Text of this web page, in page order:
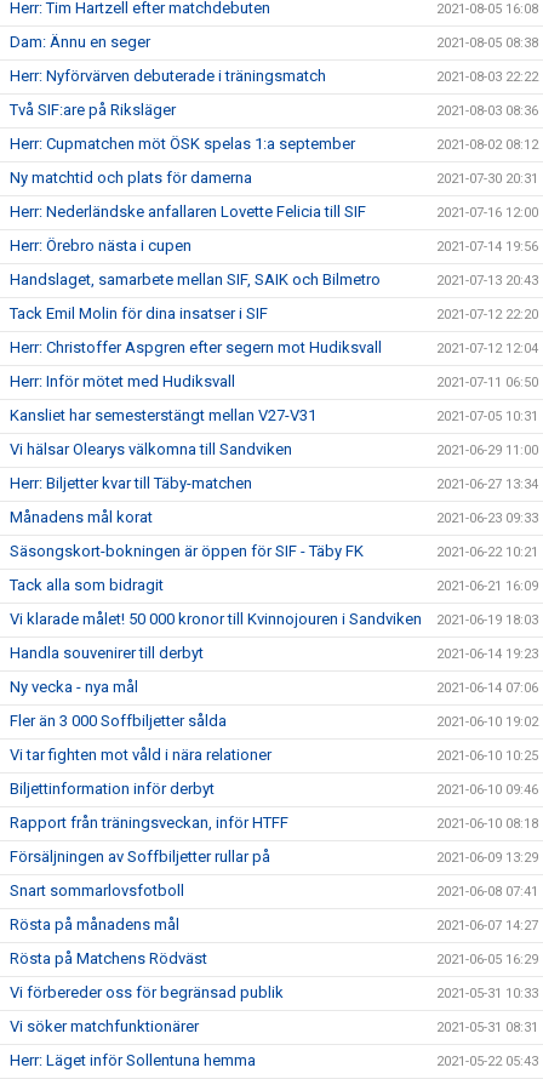
Herr: Tim Hartzell efter matchdebuten 2021-08-05 16:08
Dam: Ännu en seger 2021-08-05 08:38
Herr: Nyförvärven debuterade i träningsmatch 2021-08-03 22:22
Två SIF:are på Riksläger 2021-08-03 08:36
Herr: Cupmatchen möt ÖSK spelas 1:a september 2021-08-02 08:12
Ny matchtid och plats för damerna 2021-07-30 20:31
Herr: Nederländske anfallaren Lovette Felicia till SIF 2021-07-16 12:00
Herr: Örebro nästa i cupen 2021-07-14 19:56
Handslaget, samarbete mellan SIF, SAIK och Bilmetro 2021-07-13 20:43
Tack Emil Molin för dina insatser i SIF 2021-07-12 22:20
Herr: Christoffer Aspgren efter segern mot Hudiksvall 2021-07-12 12:04
Herr: Inför mötet med Hudiksvall 2021-07-11 06:50
Kansliet har semesterstängt mellan V27-V31 2021-07-05 10:31
Vi hälsar Olearys välkomna till Sandviken 2021-06-29 11:00
Herr: Biljetter kvar till Täby-matchen 2021-06-27 13:34
Månadens mål korat 2021-06-23 09:33
Säsongskort-bokningen är öppen för SIF - Täby FK 2021-06-22 10:21
Tack alla som bidragit 2021-06-21 16:09
Vi klarade målet! 50 000 kronor till Kvinnojouren i Sandviken 2021-06-19 18:03
Handla souvenirer till derbyt 2021-06-14 19:23
Ny vecka - nya mål 2021-06-14 07:06
Fler än 3 000 Soffbiljetter sålda 2021-06-10 19:02
Vi tar fighten mot våld i nära relationer 2021-06-10 10:25
Biljettinformation inför derbyt 2021-06-10 09:46
Rapport från träningsveckan, inför HTFF 2021-06-10 08:18
Försäljningen av Soffbiljetter rullar på 2021-06-09 13:29
Snart sommarlovsfotboll 2021-06-08 07:41
Rösta på månadens mål 2021-06-07 14:27
Rösta på Matchens Rödväst 2021-06-05 16:29
Vi förbereder oss för begränsad publik 2021-05-31 10:33
Vi söker matchfunktionärer 2021-05-31 08:31
Herr: Läget inför Sollentuna hemma 2021-05-22 05:43